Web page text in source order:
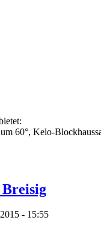
60°, Kelo-
- 15:55